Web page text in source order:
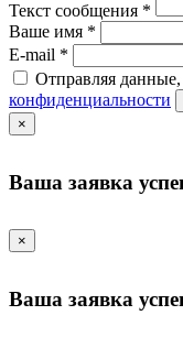
Текст сообщения *
Ваше имя *
E-mail *
Отправляя данные,
конфиденциальности
×
Ваша заявка
×
Ваша заявка